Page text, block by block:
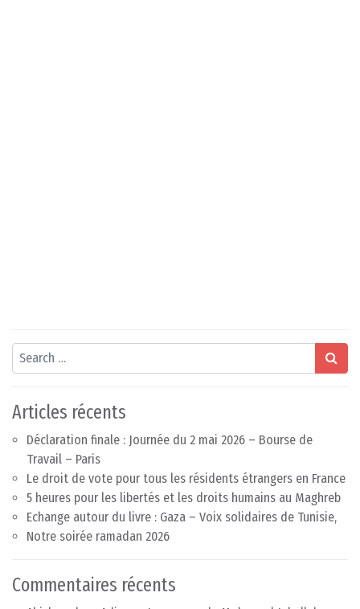
Search
Articles récents
Déclaration finale : Journée du 2 mai 2026 – Bourse de
Travail – Paris
Le droit de vote pour tous les résidents étrangers en France
5 heures pour les libertés et les droits humains au Maghreb
Echange autour du livre : Gaza – Voix solidaires de Tunisie,
Notre soirée ramadan 2026
Commentaires récents